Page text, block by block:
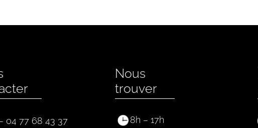
04 77 68 43 37
Nous
trouver
8h – 17h